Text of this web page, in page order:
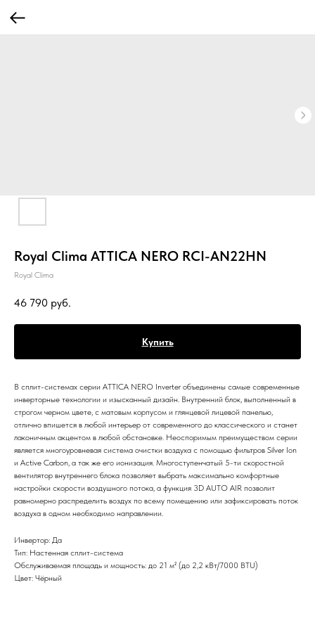
Royal Clima ATTICA NERO RCI-AN22HN
Royal Clima
46 790 руб.
Купить
В сплит-системах серии ATTICA NERO Inverter объединены самые современные
инверторные технологии и изысканный дизайн. Внутренний блок, выполненный в
строгом черном цвете, с матовым корпусом и глянцевой лицевой панелью,
отлично впишется в любой интерьер от современного до классического и станет
лаконичным акцентом в любой обстановке. Неоспоримым преимуществом серии
является многоуровневая система очистки воздуха с помощью фильтров Silver Ion
и Active Carbon, а так же его ионизация. Многоступенчатый 5-ти скоростной
вентилятор внутреннего блока позволяет выбрать максимально комфортные
настройки скорости воздушного потока, а функция 3D AUTO AIR позволит
равномерно распределить воздух по всему помещению или зафиксировать поток
воздуха в одном необходимо направлении.
Инвертор: Да
Тип: Настенная сплит-система
Обслуживаемая площадь и мощность: до 21 м² (до 2,2 кВт/7000 BTU)
Цвет: Чёрный